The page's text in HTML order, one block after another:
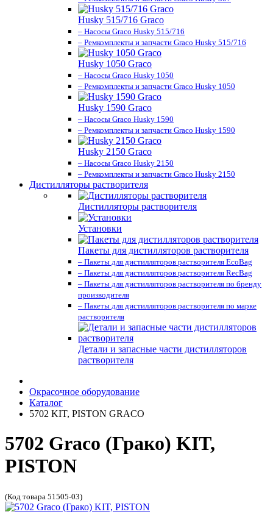
Husky 515/716 Graco
– Насосы Graco Husky 515/716
– Ремкомплекты и запчасти Graco Husky 515/716
Husky 1050 Graco
– Насосы Graco Husky 1050
– Ремкомплекты и запчасти Graco Husky 1050
Husky 1590 Graco
– Насосы Graco Husky 1590
– Ремкомплекты и запчасти Graco Husky 1590
Husky 2150 Graco
– Насосы Graco Husky 2150
– Ремкомплекты и запчасти Graco Husky 2150
Дистилляторы растворителя
Дистилляторы растворителя
Установки
Пакеты для дистилляторов растворителя
– Пакеты для дистилляторов растворителя EcoBag
– Пакеты для дистилляторов растворителя RecBag
– Пакеты для дистилляторов растворителя по бренду
производителя
– Пакеты для дистилляторов растворителя по марке
растворителя
Детали и запасные части дистилляторов
растворителя
Окрасочное оборудование
Каталог
5702 KIT, PISTON GRACO
5702 Graco (Грако) KIT,
PISTON
(Код товара 51505-03)